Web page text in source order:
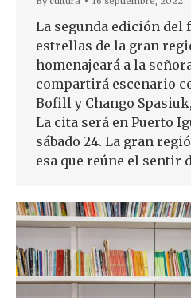
La segunda edición del
estrellas de la gran
homenajeará a la
compartirá escenario
Bofill y Chango
La cita será en Puerto
sábado 24. La gran
esa que reúne el sentir